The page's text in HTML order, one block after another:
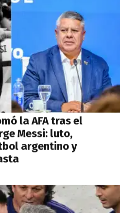
la AFA tras el
Messi: luto,
argentino y